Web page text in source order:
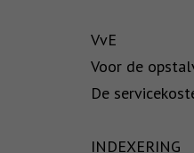
VvE
Voor de
De
INDEXERING